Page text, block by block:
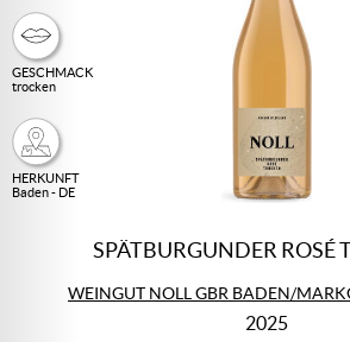
GESCHMACK
trocken
HERKUNFT
Baden - DE
SPÄTBURGUNDER ROSÉ
WEINGUT NOLL GBR BADEN/
2025